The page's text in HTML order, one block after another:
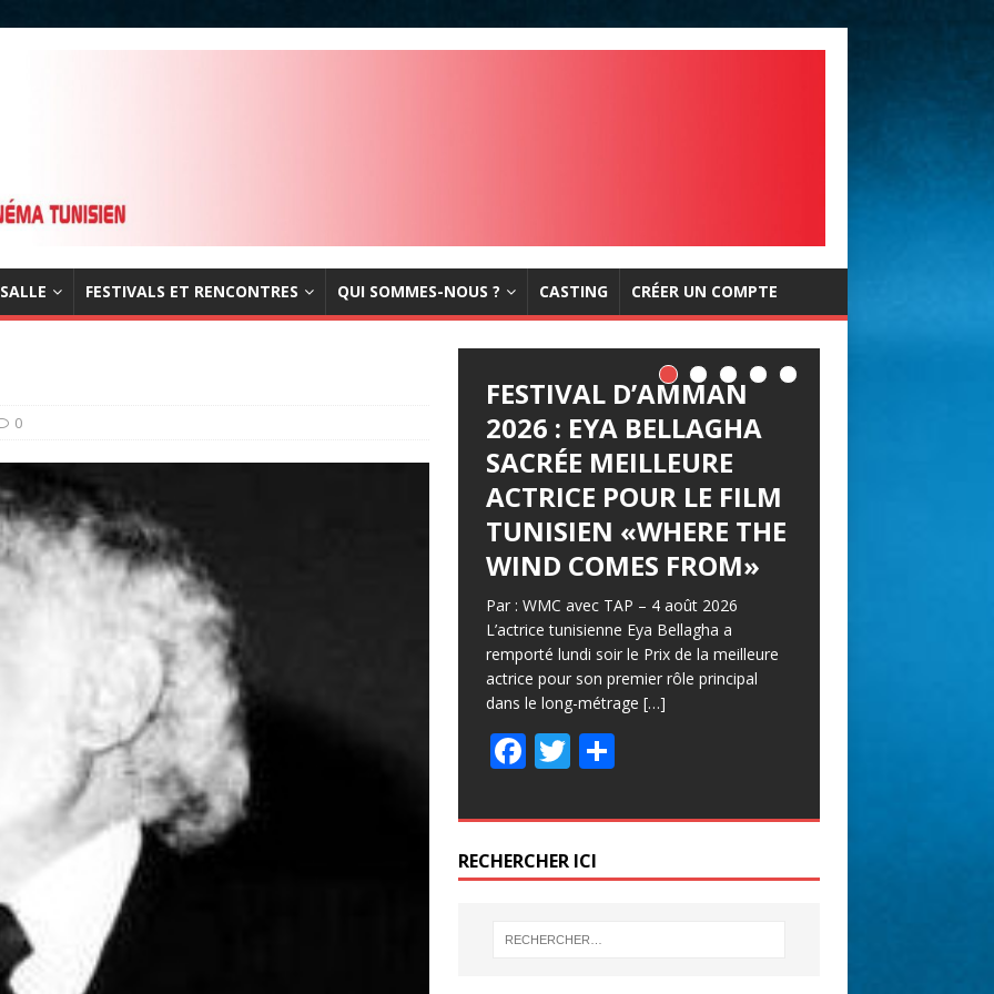
FESTIVALS ET RENCONTRES QUI SOMMES-NOUS ? CASTING CRÉER UN COMPTE
0
FESTIVAL D’AMMAN
2026 : EYA BELLAGHA
SACRÉE MEILLEURE
ACTRICE POUR LE FILM
TUNISIEN «WHERE THE
WIND COMES FROM»
Par : WMC avec TAP – 4 août 2026
L’actrice tunisienne Eya Bellagha a
remporté lundi soir le Prix de la meilleure
actrice pour son premier rôle principal
dans le long-métrage […]
F
e
b
o
o
T
itt
er
P
ta
er
RECHERCHER ICI